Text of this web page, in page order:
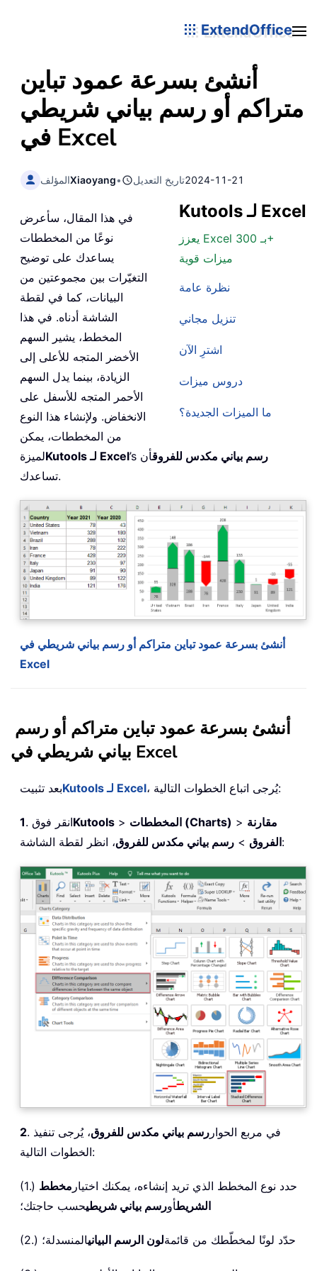
ExtendOffice
أنشئ بسرعة عمود تباين
متراكم أو رسم بياني شريطي
في Excel
المؤلفXiaoyang• تاريخ التعديل2024-11-21
Kutools لـ Excel
يعزز Excel بـ 300+
ميزات قوية
نظرة عامة
تنزيل مجاني
اشترِ الآن
دروس ميزات
ما الميزات الجديدة؟
في هذا المقال، سأعرض
نوعًا من المخططات
يساعدك على توضيح
التغيّرات بين مجموعتين من
البيانات، كما في لقطة
الشاشة أدناه. في هذا
المخطط، يشير السهم
الأخضر المتجه للأعلى إلى
الزيادة، بينما يدل السهم
الأحمر المتجه للأسفل على
الانخفاض. ولإنشاء هذا النوع
من المخططات، يمكن
لميزة
Kutools لـ Excel’s رسم بياني مكدس للفروقأن
تساعدك.
أنشئ بسرعة عمود تباين متراكم أو رسم بياني شريطي في
Excel
أنشئ بسرعة عمود تباين متراكم أو رسم
بياني شريطي في Excel
بعد تثبيت Kutools لـ Excel ، يُرجى اتباع الخطوات التالية:
1 . انقر فوقKutools > المخططات (Charts) > مقارنة
الفروق > رسم بياني مكدس للفروق ، انظر لقطة الشاشة:
2 . في مربع الحوار رسم بياني مكدس للفروق، يُرجى تنفيذ
الخطوات التالية:
(1.) حدد نوع المخطط الذي تريد إنشاءه، يمكنك اختيار مخطط
الشريطأورسم بياني شريطيحسب حاجتك؛
(2.) حدّد لونًا لمخطّطك من قائمةلون الرسم البيانيالمنسدلة؛